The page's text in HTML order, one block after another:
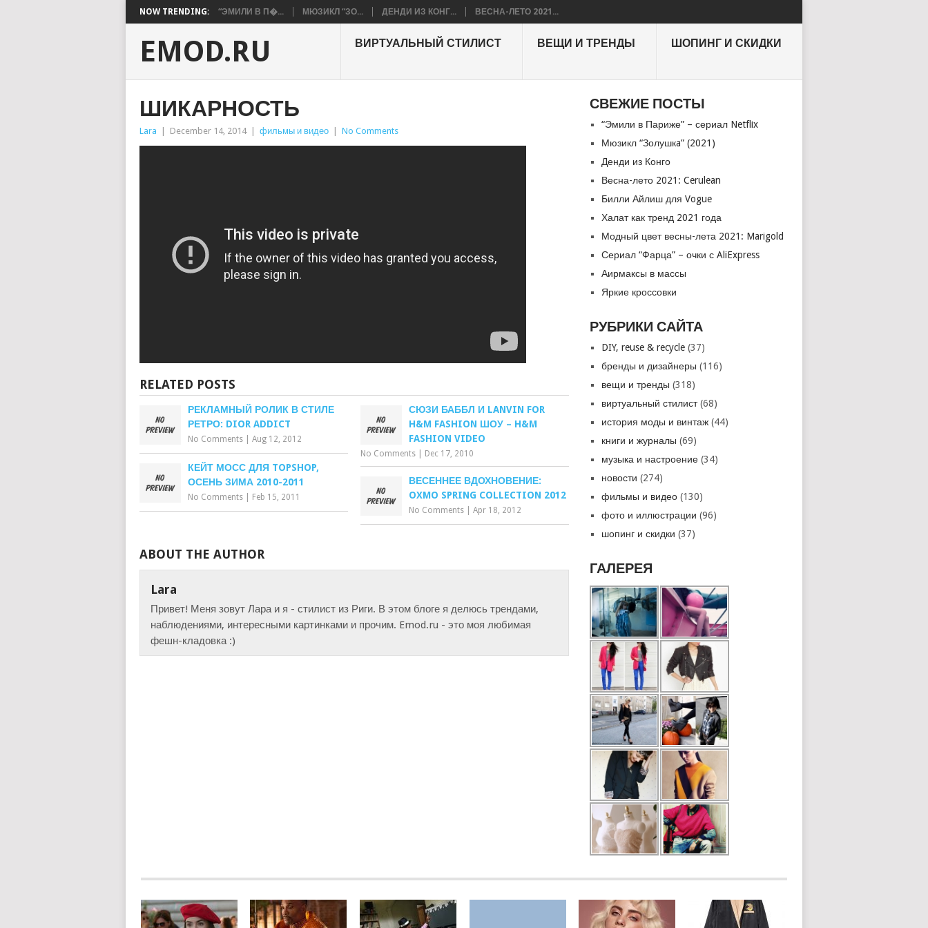
NOW TRENDING: “ЭМИЛИ В П�... МЮЗИКЛ “ЗО... ДЕНДИ ИЗ КОНГ... ВЕСНА-ЛЕТО 2021...
EMOD.RU ВИРТУАЛЬНЫЙ СТИЛИСТ ВЕЩИ И ТРЕНДЫ ШОПИНГ И СКИДКИ
ШИКАРНОСТЬ
Lara December 14, 2014 фильмы и видео No Comments
RELATED POSTS
РЕКЛАМНЫЙ РОЛИК В СТИЛЕ
РЕТРО: DIOR ADDICT
No Comments Aug 12, 2012
СЮЗИ БАББЛ И LANVIN FOR
H&M FASHION ШОУ – H&M
FASHION VIDEO
No Comments Dec 17, 2010
КЕЙТ МОСС ДЛЯ TOPSHOP,
ОСЕНЬ ЗИМА 2010-2011
No Comments Feb 15, 2011
ВЕСЕННЕЕ ВДОХНОВЕНИЕ:
OXMO SPRING COLLECTION 2012
No Comments |Apr 18, 2012
ABOUT THE AUTHOR
Lara
Привет! Меня зовут Лара и я - стилист из Риги. В этом блоге я делюсь трендами,
наблюдениями, интересными картинками и прочим. Emod.ru - это моя любимая
фешн-кладовка :)
СВЕЖИЕ ПОСТЫ
“Эмили в Париже” – сериал Netflix
Мюзикл “Золушкa” (2021)
Денди из Конго
Весна-лето 2021: Cerulean
Билли Айлиш для Vogue
Халат как тренд 2021 года
Модный цвет весны-лета 2021: Marigold
Сериал “Фарца” – очки с AliExpress
Аирмаксы в массы
Яркие кроссовки
РУБРИКИ САЙТА
DIY, reuse & recycle (37)
бренды и дизайнеры (116)
вещи и тренды (318)
виртуальный стилист(68)
история моды и винтаж (44)
книги и журналы (69)
музыка и настроение (34)
новости (274)
фильмы и видео (130)
фото и иллюстрации (96)
шопинг и скидки (37)
ГАЛЕРЕЯ